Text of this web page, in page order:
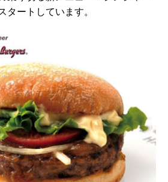
タートしています。